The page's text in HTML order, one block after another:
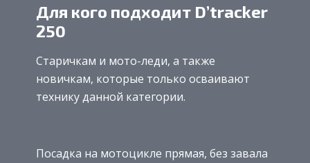
Для кого подходит D’tracker
250
Старичкам и мото-леди, а также
новичкам, которые только осваивают
технику данной категории.
Посадка на мотоцикле прямая, без завала